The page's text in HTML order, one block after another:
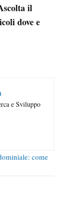
il
dove e
e Sviluppo
come